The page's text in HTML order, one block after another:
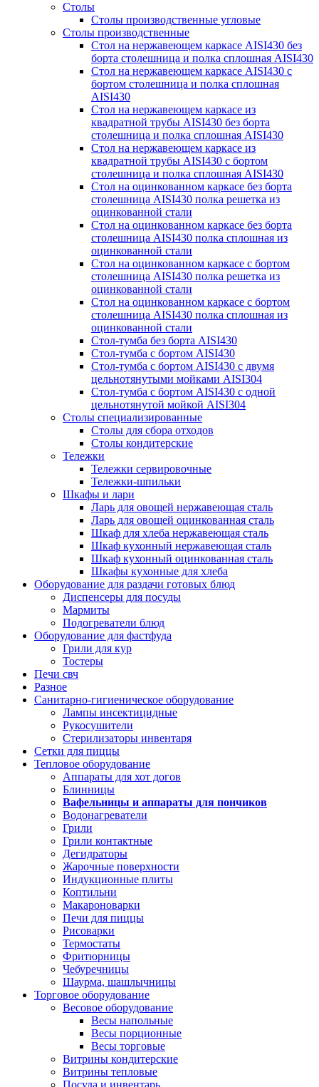
Столы
Столы производственные угловые
Столы производственные
Стол на нержавеющем каркасе AISI430 без
борта столешница и полка сплошная AISI430
Стол на нержавеющем каркасе AISI430 с
бортом столешница и полка сплошная
AISI430
Стол на нержавеющем каркасе из
квадратной трубы AISI430 без борта
столешница и полка сплошная AISI430
Стол на нержавеющем каркасе из
квадратной трубы AISI430 с бортом
столешница и полка сплошная AISI430
Стол на оцинкованном каркасе без борта
столешница AISI430 полка решетка из
оцинкованной стали
Стол на оцинкованном каркасе без борта
столешница AISI430 полка сплошная из
оцинкованной стали
Стол на оцинкованном каркасе с бортом
столешница AISI430 полка решетка из
оцинкованной стали
Стол на оцинкованном каркасе с бортом
столешница AISI430 полка сплошная из
оцинкованной стали
Стол-тумба без борта AISI430
Стол-тумба с бортом AISI430
Стол-тумба с бортом AISI430 с двумя
цельнотянутыми мойками AISI304
Стол-тумба с бортом AISI430 с одной
цельнотянутой мойкой AISI304
Столы специализированные
Столы для сбора отходов
Столы кондитерские
Тележки
Тележки сервировочные
Тележки-шпильки
Шкафы и лари
Ларь для овощей нержавеющая сталь
Ларь для овощей оцинкованная сталь
Шкаф для хлеба нержавеющая сталь
Шкаф кухонный нержавеющая сталь
Шкаф кухонный оцинкованная сталь
Шкафы кухонные для хлеба
Оборудование для раздачи готовых блюд
Диспенсеры для посуды
Мармиты
Подогреватели блюд
Оборудование для фастфуда
Грили для кур
Тостеры
Печи свч
Разное
Санитарно-гигиеническое оборудование
Лампы инсектицидные
Рукосушители
Стерилизаторы инвентаря
Сетки для пиццы
Тепловое оборудование
Аппараты для хот догов
Блинницы
Вафельницы и аппараты для пончиков
Водонагреватели
Грили
Грили контактные
Дегидраторы
Жарочные поверхности
Индукционные плиты
Коптильни
Макароноварки
Печи для пиццы
Рисоварки
Термостаты
Фритюрницы
Чебуречницы
Шаурма, шашлычницы
Торговое оборудование
Весовое оборудование
Весы напольные
Весы порционные
Весы торговые
Витрины кондитерские
Витрины тепловые